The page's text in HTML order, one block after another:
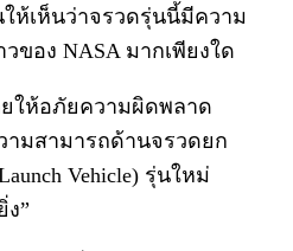
ห้เห็นว่าจรวดรุ่นนี้มีความ
ของ NASA มากเพียงใด
ยให้อภัยความผิดพลาด
มสามารถด้านจรวดยก
Vehicle) รุ่นใหม่
ง”